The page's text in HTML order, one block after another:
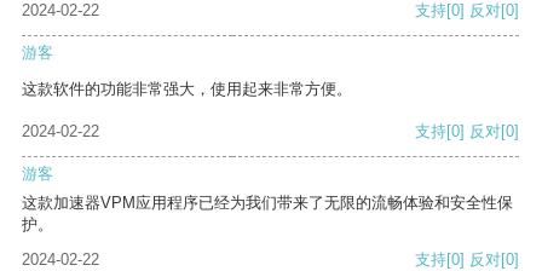
2024-02-22
支持[0] 反对[0]
游客
这款软件的功能非常强大，使用起来非常方便。
2024-02-22 支持[0] 反对[0]
游客
这款加速器VPM应用程序已经为我们带来了无限的流畅体验和安全性保
护。
2024-02-22
支持[0] 反对[0]